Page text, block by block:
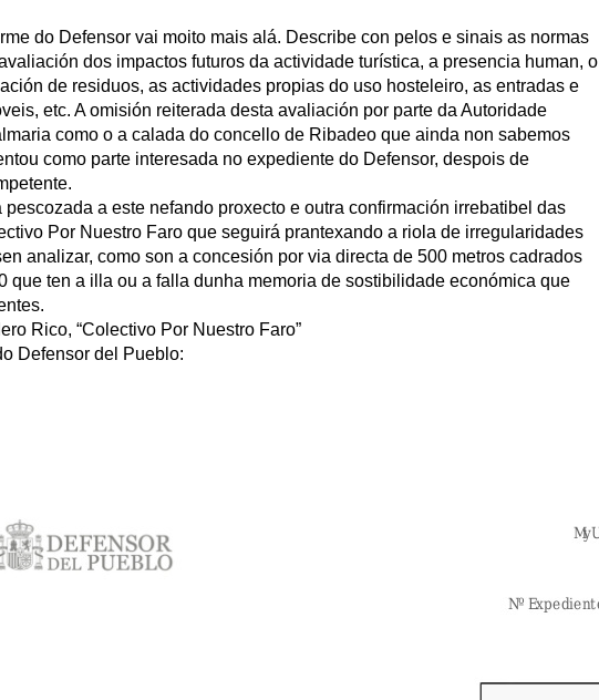
do Defensor vai moito mais alá. Describe con pelos e sinais as normas
dos impactos futuros da actividade turística, a presencia human, o
de residuos, as actividades propias do uso hosteleiro, as entradas e
etc. A omisión reiterada desta avaliación por parte da Autoridade
como o a calada do concello de Ribadeo que ainda non sabemos
como parte interesada no expediente do Defensor, despois de
pescozada a este nefando proxecto e outra confirmación irrebatibel das
Por Nuestro Faro que seguirá prantexando a riola de irregularidades
analizar, como son a concesión por via directa de 500 metros cadrados
que ten a illa ou a falla dunha memoria de sostibilidade económica que
Rico, “Colectivo Por Nuestro Faro”
Defensor del Pueblo: